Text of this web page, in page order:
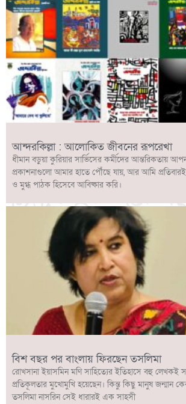
আন্দরকিল্লা : আলোকিত জীবনের রূপরেখা
ধীমান বড়ুয়া কুরিয়ার সার্ভিসের কর্মীদের আন্তরিকতায়
প্রকাশনাগুলো আমার হাতে পৌঁছে যায়, আর আমি
ও মুগ্ধ পাঠক হিসেবে আবিষ্কার করি।
বিশ বছর পর বাংলায় ফিরছেন তসলিমা
রোখসানা ইয়াসমিন মণি সাহিত্যের ইতিহাসে বহু লেখকই
প্রতিকূলতার মুখোমুখি হয়েছেন। কিন্তু কিছু মানুষ জন্মান
তসলিমা নাসরিন সেই ধারারই এক সাহসী